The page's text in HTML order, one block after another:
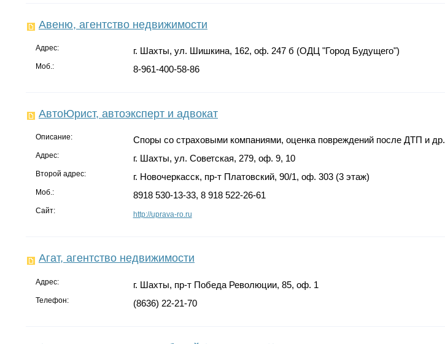
Авеню, агентство недвижимости
Адрес: г. Шахты, ул. Шишкина, 162, оф. 247 б (ОДЦ "Город Будущего")
Моб.: 8-961-400-58-86
АвтоЮрист, автоэксперт и адвокат
Описание: Споры со страховыми компаниями, оценка повреждений после ДТП и др.
Адрес: г. Шахты, ул. Советская, 279, оф. 9, 10
Второй адрес: г. Новочеркасск, пр-т Платовский, 90/1, оф. 303 (3 этаж)
Моб.: 8918 530-13-33, 8 918 522-26-61
Сайт: http://uprava-ro.ru
Агат, агентство недвижимости
Адрес: г. Шахты, пр-т Победа Революции, 85, оф. 1
Телефон: (8636) 22-21-70